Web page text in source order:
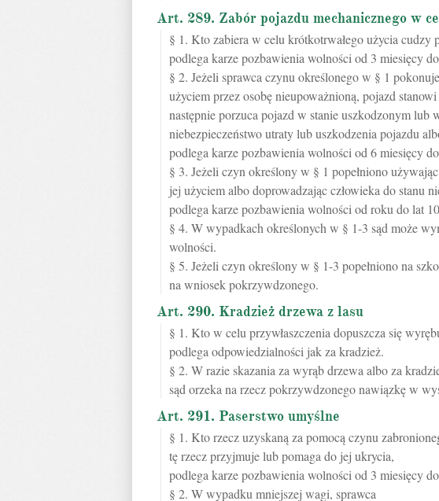
Art. 289. Zabór pojazdu mechanicznego w
§ 1. Kto zabiera w celu krótkotrwałego użycia cudzy
podlega karze pozbawienia wolności od 3 miesięcy
§ 2. Jeżeli sprawca czynu określonego w § 1
użyciem przez osobę nieupoważnioną, pojazd
następnie porzuca pojazd w stanie uszkodzonym lub
niebezpieczeństwo utraty lub uszkodzenia pojazdu
podlega karze pozbawienia wolności od 6 miesięcy
§ 3. Jeżeli czyn określony w § 1 popełniono
jej użyciem albo doprowadzając człowieka do stanu
podlega karze pozbawienia wolności od roku do lat
§ 4. W wypadkach określonych w § 1-3 sąd może
wolności.
§ 5. Jeżeli czyn określony w § 1-3 popełniono na
na wniosek pokrzywdzonego.
Art. 290. Kradzież drzewa z lasu
§ 1. Kto w celu przywłaszczenia dopuszcza się
podlega odpowiedzialności jak za kradzież.
§ 2. W razie skazania za wyrąb drzewa albo za
sąd orzeka na rzecz pokrzywdzonego nawiązkę w
Art. 291. Paserstwo umyślne
§ 1. Kto rzecz uzyskaną za pomocą czynu
tę rzecz przyjmuje lub pomaga do jej ukrycia,
podlega karze pozbawienia wolności od 3 miesięcy
§ 2. W wypadku mniejszej wagi, sprawca